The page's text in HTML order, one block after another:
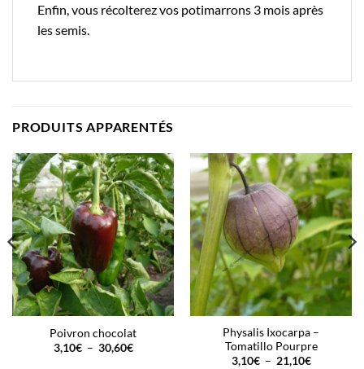
Enfin, vous récolterez vos potimarrons 3 mois après
les semis.
PRODUITS APPARENTÉS
Poivron chocolat
3,10€ – 30,60€Plage
Physalis Ixocarpa –
Tomatillo Pourpre
3,10€ – 21,10€Plage